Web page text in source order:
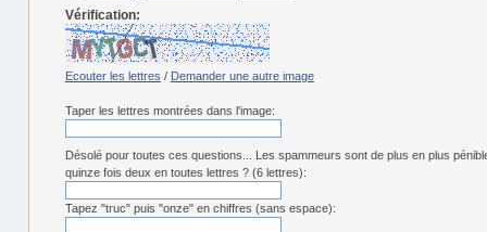
Vérification:
Ecouter les lettres / Demander une autre image
Taper les lettres montrées dans l'image:
Désolé pour toutes ces questions... Les spammeurs sont de plus en plus
quinze fois deux en toutes lettres ? (6 lettres):
Tapez "truc" puis "onze" en chiffres (sans espace):